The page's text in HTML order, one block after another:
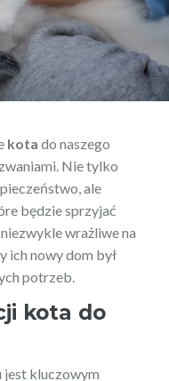
kota do naszego
Nie tylko
ale
będzie sprzyjać
wrażliwe na
ich nowy dom był
potrzeb.
kota do
jest kluczowym